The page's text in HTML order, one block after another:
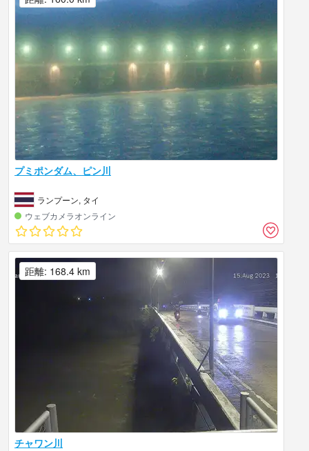
プミポンダム、ピン川
ランプーン, タイ
ウェブカメラオンライン
チャワン川
距離: 168.4 km